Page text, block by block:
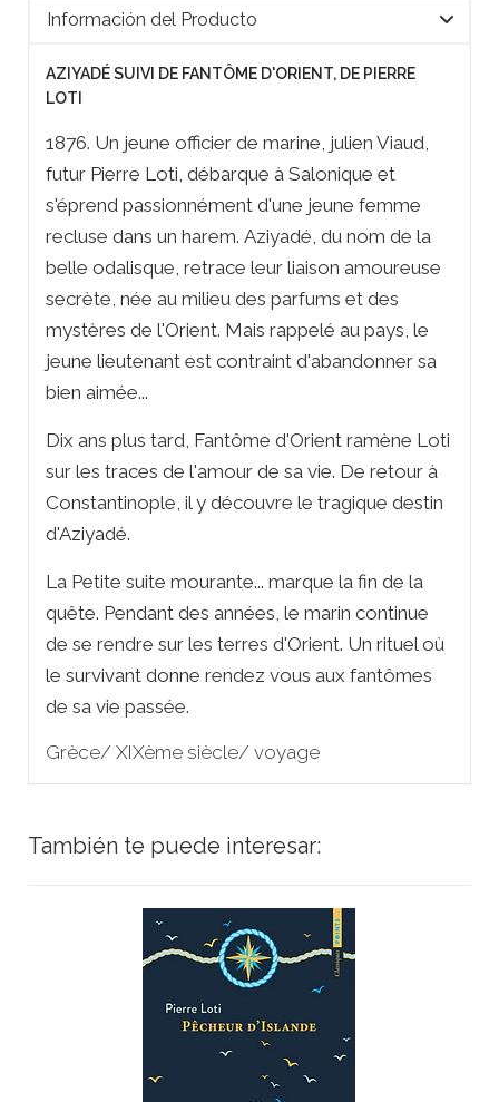
Información del Producto
AZIYADÉ SUIVI DE FANTÔME D'ORIENT, DE PIERRE
LOTI
1876. Un jeune officier de marine, julien Viaud,
futur Pierre Loti, débarque à Salonique et
s'éprend passionnément d'une jeune femme
recluse dans un harem. Aziyadé , du nom de la
belle odalisque, retrace leur liaison amoureuse
secrète, née au milieu des parfums et des
mystères de l'Orient. Mais rappelé au pays, le
jeune lieutenant est contraint d'abandonner sa
bien aimée...
Dix ans plus tard, Fantôme d'Orient ramène Loti
sur les traces de l'amour de sa vie. De retour à
Constantinople, il y découvre le tragique destin
d'Aziyadé.
La Petite suite mourante... marque la fin de la
quête. Pendant des années, le marin continue
de se rendre sur les terres d'Orient. Un rituel où
le survivant donne rendez vous aux fantômes
de sa vie passée.
Grèce/ XIXème siècle/ voyage
También te puede interesar: